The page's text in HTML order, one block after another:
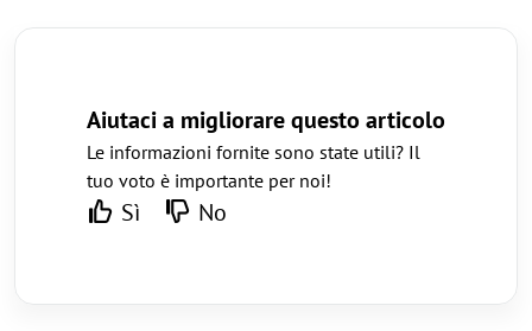
Aiutaci a migliorare questo articolo
Le informazioni fornite sono state utili? Il
tuo voto è importante per noi!
Sì No